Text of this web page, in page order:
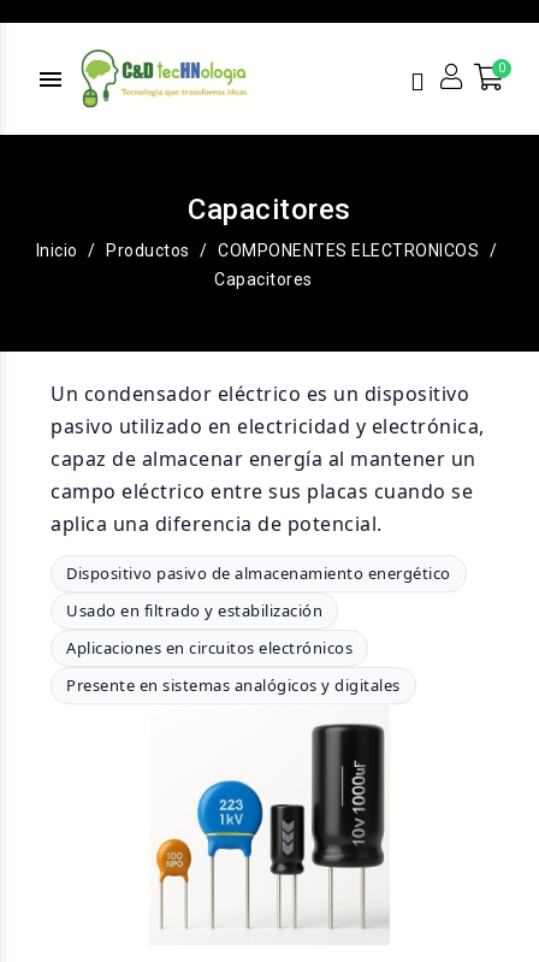
menu
Capacitores
Inicio Productos
COMPONENTES ELECTRONICOS
Capacitores
Un condensador eléctrico es un dispositivo
pasivo utilizado en electricidad y electrónica,
capaz de almacenar energía al mantener un
campo eléctrico entre sus placas cuando se
aplica una diferencia de potencial.
Dispositivo pasivo de almacenamiento energético
Usado en filtrado y estabilización
Aplicaciones en circuitos electrónicos
Presente en sistemas analógicos y digitales